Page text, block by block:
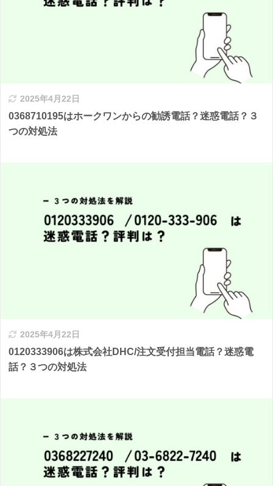
2025年4月22日
0368710195はホークワンからの勧誘電話？迷惑電話？３
つの対処法
2025年4月22日
0120333906は株式会社DHC/注文受付担当電話？迷惑電
話？３つの対処法